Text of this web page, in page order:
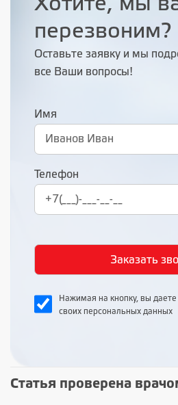
Хотите, мы
перезвоним?
Оставьте заявку и мы
все Ваши вопросы!
Имя
Телефон
Нажимая на кнопку, вы даете
своих персональных данных
Статья проверена